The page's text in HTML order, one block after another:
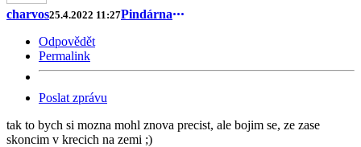
charvos25.4.2022 11:27Pindárna
Odpovědět
Permalink
Poslat zprávu
tak to bych si mozna mohl znova precist, ale bojim se, ze zase
skoncim v krecich na zemi ;)